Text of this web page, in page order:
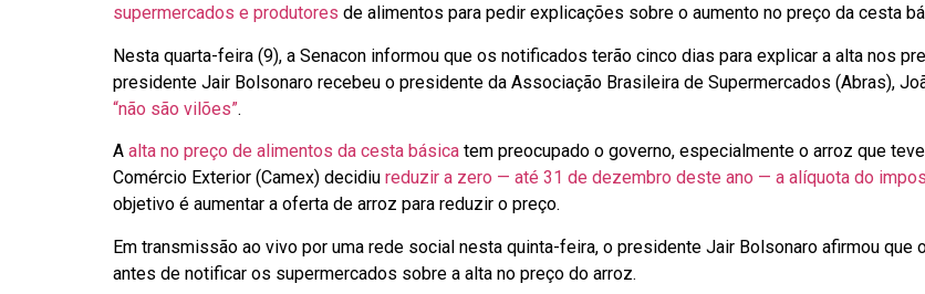
supermercados e produtores de alimentos para pedir explicações sobre o aumento no preço da cesta
Nesta quarta-feira (9), a Senacon informou que os notificados terão cinco dias para explicar a alta nos
presidente Jair Bolsonaro recebeu o presidente da Associação Brasileira de Supermercados (Abras),
“não são vilões”.
A alta no preço de alimentos da cesta básica tem preocupado o governo, especialmente o arroz que
Comércio Exterior (Camex) decidiu reduzir a zero — até 31 de dezembro deste ano — a alíquota do
objetivo é aumentar a oferta de arroz para reduzir o preço.
Em transmissão ao vivo por uma rede social nesta quinta-feira, o presidente Jair Bolsonaro afirmou
antes de notificar os supermercados sobre a alta no preço do arroz.